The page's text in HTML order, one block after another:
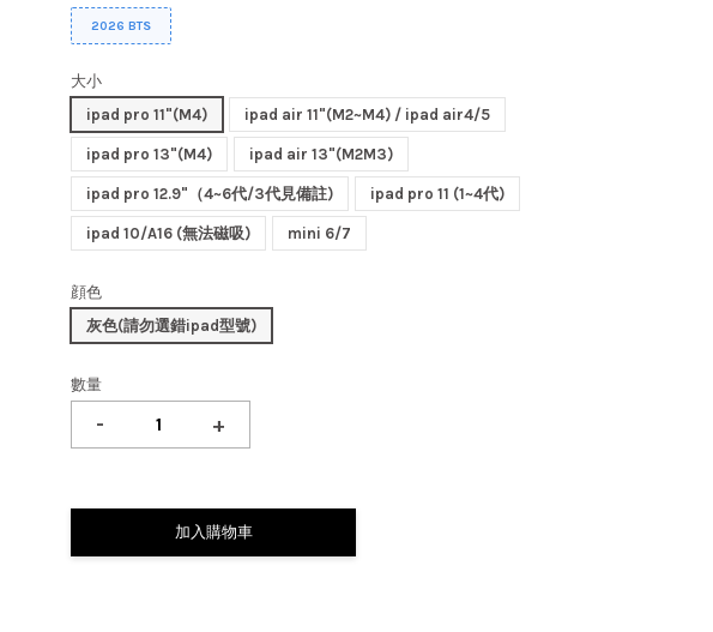
2026 BTS
大小
ipad pro 11"(M4)
ipad air 11"(M2~M4) / ipad air4/5
ipad pro 13"(M4) ipad air 13"(M2M3)
ipad pro 12.9"（4~6代/3代見備註) ipad pro 11 (1~4代)
ipad 10/A16 (無法磁吸) mini 6/7
顔色
灰色(請勿選錯ipad型號)
數量
- +
加入購物車